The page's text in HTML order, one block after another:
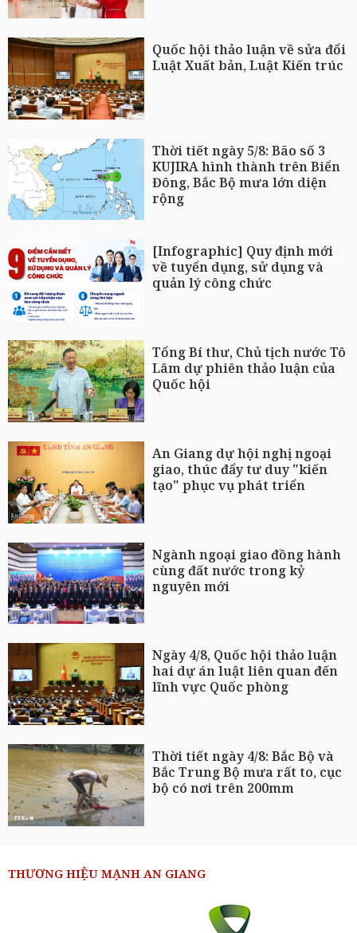
Quốc hội thảo luận về sửa đổi
Luật Xuất bản, Luật Kiến trúc
Thời tiết ngày 5/8: Bão số 3
KUJIRA hình thành trên Biển
Đông, Bắc Bộ mưa lớn diện
rộng
[Infographic] Quy định mới
về tuyển dụng, sử dụng và
quản lý công chức
Tổng Bí thư, Chủ tịch nước Tô
Lâm dự phiên thảo luận của
Quốc hội
An Giang dự hội nghị ngoại
giao, thúc đẩy tư duy "kiến
tạo" phục vụ phát triển
Ngành ngoại giao đồng hành
cùng đất nước trong kỷ
nguyên mới
Ngày 4/8, Quốc hội thảo luận
hai dự án luật liên quan đến
lĩnh vực Quốc phòng
Thời tiết ngày 4/8: Bắc Bộ và
Bắc Trung Bộ mưa rất to, cục
bộ có nơi trên 200mm
THƯƠNG HIỆU MẠNH AN GIANG